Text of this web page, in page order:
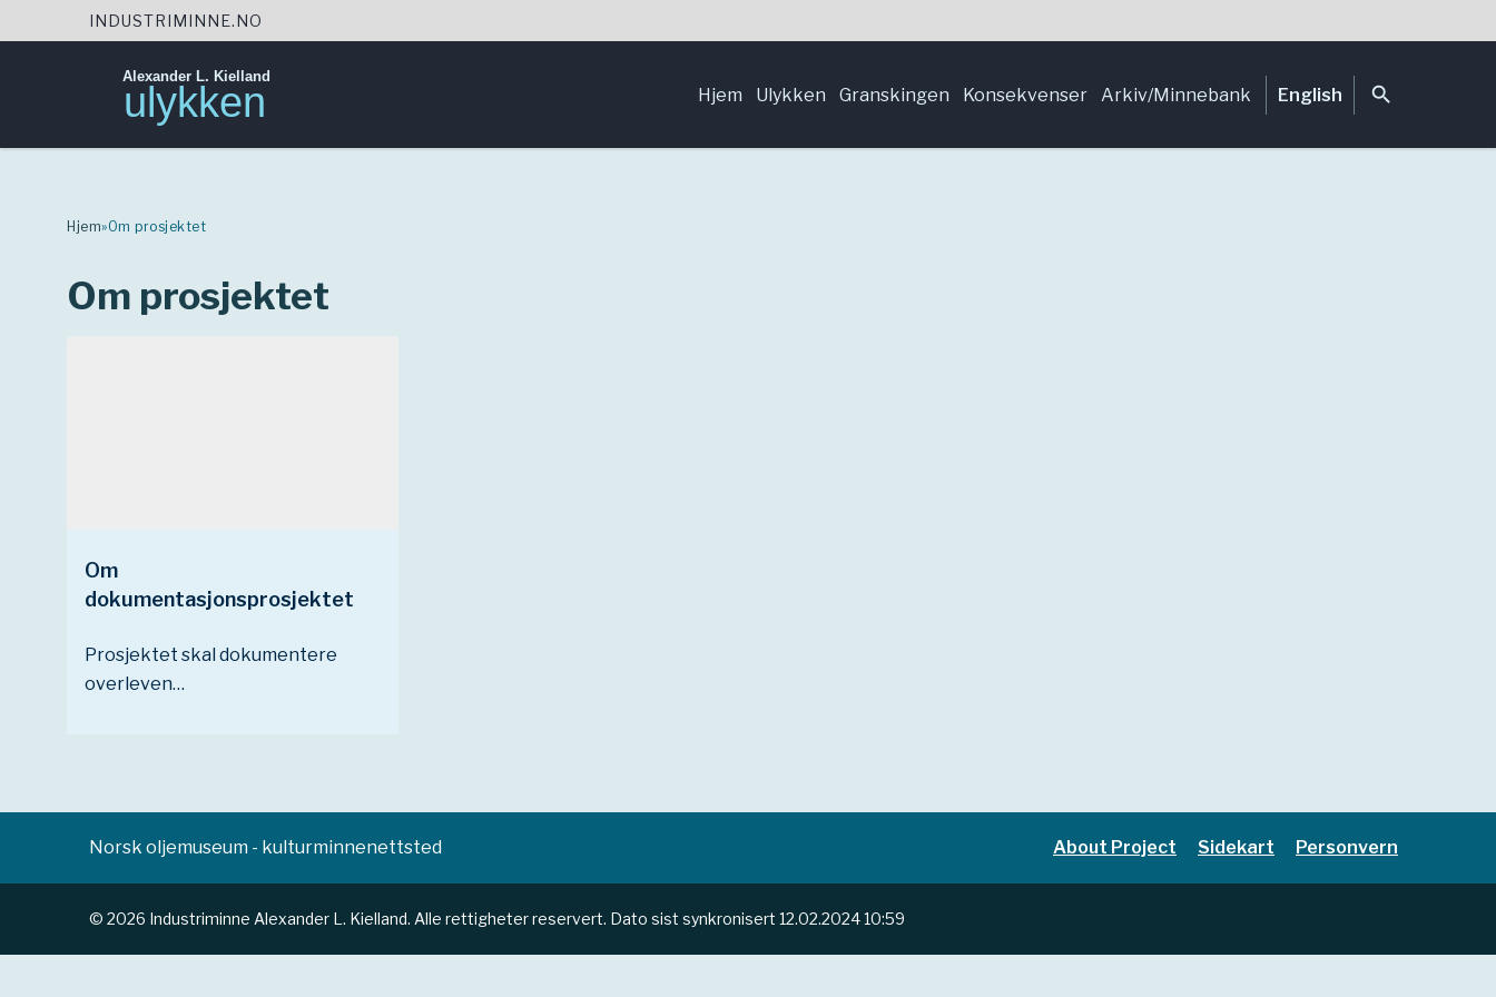
Skip
INDUSTRIMINNE.NO
Alexander L. Kielland
ulykken Hjem Ulykken Granskingen Konsekvenser Arkiv/Minnebank English search
Hjem»Om prosjektet
Om prosjektet
Om
dokumentasjonsprosjektet
Prosjektet skal dokumentere
overleven…
Norsk oljemuseum - kulturminnenettsted About Project Sidekart Personvern
© 2026 Industriminne Alexander L. Kielland. Alle rettigheter reservert. Dato sist synkronisert 12.02.2024 10:59